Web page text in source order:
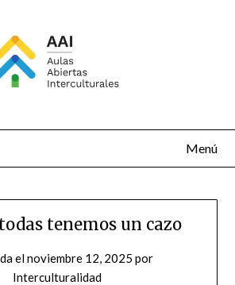
Menú
tenemos un cazo
elnoviembre 12, 2025 por
Interculturalidad